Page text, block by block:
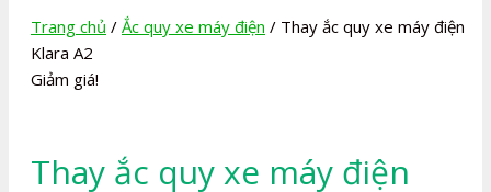
Trang chủ / Ắc quy xe máy điện / Thay ắc quy xe máy điện
Klara A2
Giảm giá!
Thay ắc quy xe máy điện